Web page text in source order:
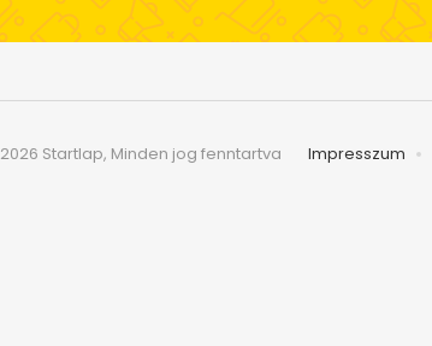
Impresszum
2026 Startlap, Minden jog fenntartva